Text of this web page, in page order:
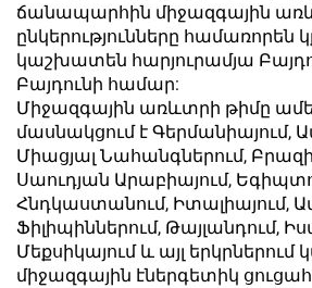
ճանապարհին միջազգային
ընկերությունները համառորեն
կաշխատեն հարյուրամյա
Բայդունի համար:
Միջազգային առևտրի թիմը
մասնակցում է Գերմանիայում,
Միացյալ Նահանգներում,
Սաուդյան Արաբիայում,
Հնդկաստանում, Իտալիայում,
Ֆիլիպիններում, Թայլանդում,
Մեքսիկայում և այլ երկրներում
միջազգային էներգետիկ